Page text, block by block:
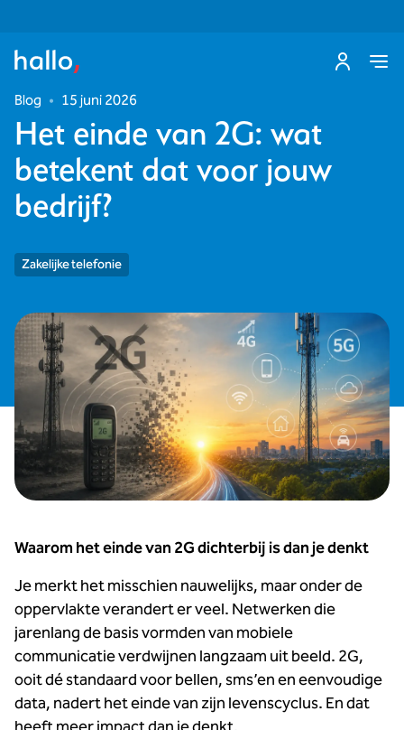
Blog • 15 juni 2026
Het einde van 2G: wat
betekent dat voor jouw
bedrijf?
Zakelijke telefonie
Waarom het einde van 2G dichterbij is dan je denkt
Je merkt het misschien nauwelijks, maar onder de
oppervlakte verandert er veel. Netwerken die
jarenlang de basis vormden van mobiele
communicatie verdwijnen langzaam uit beeld. 2G,
ooit dé standaard voor bellen, sms’en en eenvoudige
data, nadert het einde van zijn levenscyclus. En dat